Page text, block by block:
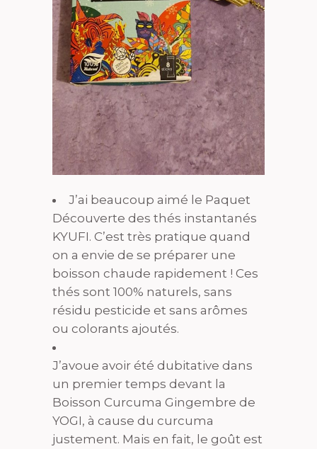
J’ai beaucoup aimé le Paquet
Découverte des thés instantanés
KYUFI. C’est très pratique quand
on a envie de se préparer une
boisson chaude rapidement ! Ces
thés sont 100% naturels, sans
résidu pesticide et sans arômes
ou colorants ajoutés.
J’avoue avoir été dubitative dans
un premier temps devant la
Boisson Curcuma Gingembre de
YOGI, à cause du curcuma
justement. Mais en fait, le goût est